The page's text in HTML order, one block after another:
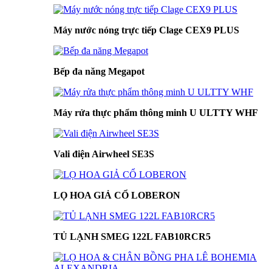
Máy nước nóng trực tiếp Clage CEX9 PLUS
Bếp đa năng Megapot
Máy rửa thực phẩm thông minh U ULTTY WHF
Vali điện Airwheel SE3S
LỌ HOA GIẢ CỔ LOBERON
TỦ LẠNH SMEG 122L FAB10RCR5